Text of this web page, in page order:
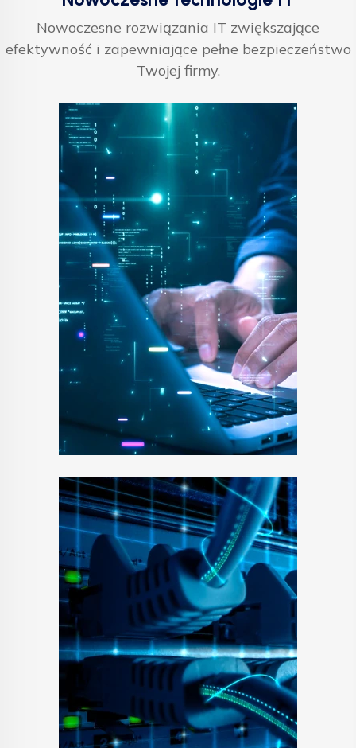
Nowoczesne rozwiązania IT zwiększające
efektywność i zapewniające pełne bezpieczeństwo
Twojej firmy.